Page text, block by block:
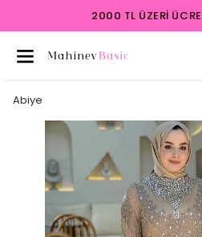
2000 TL ÜZERI
Abiye